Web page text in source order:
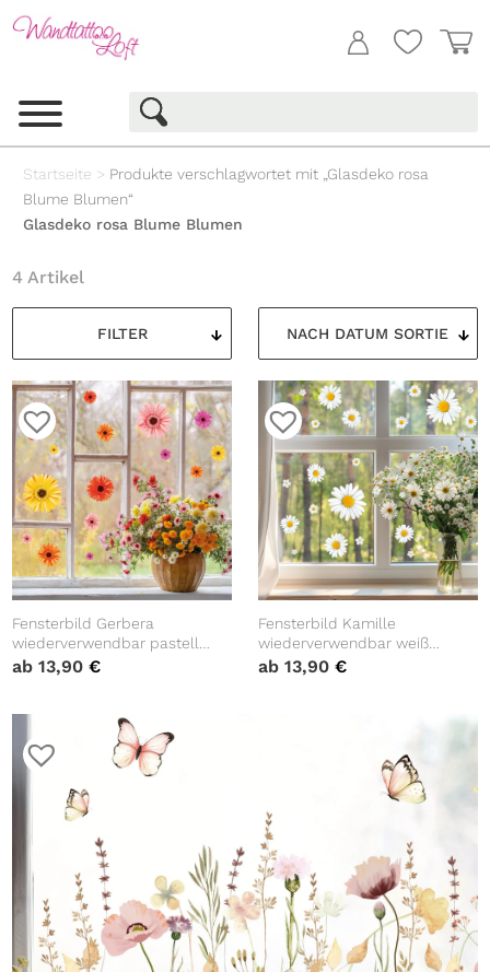
Startseite > Produkte verschlagwortet mit „Glasdeko rosa
Blume Blumen“
Glasdeko rosa Blume Blumen
FILTER
4 Artikel
Fensterbild Gerbera
wiederverwendbar pastell
Blumen bunt florale
ab13,90€
Fensterbild Kamille
wiederverwendbar weiß
Blumen Gänseblümchen
ab 13,90 €